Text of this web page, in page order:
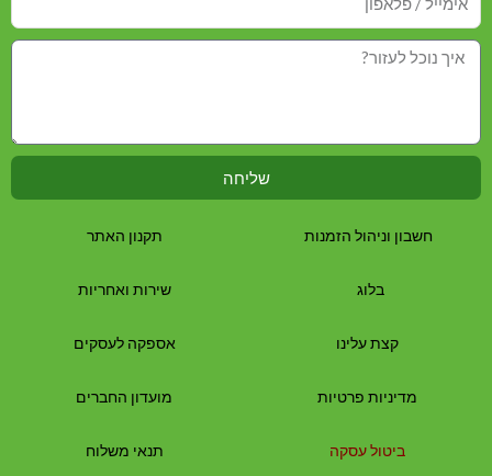
שליחה
חשבון וניהול הזמנות
בלוג
קצת עלינו
מדיניות פרטיות
ביטול עסקה
תקנון האתר
שירות ואחריות
אספקה לעסקים
מועדון החברים
תנאי משלוח